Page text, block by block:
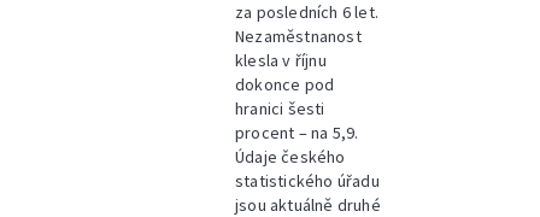
za posledních 6 let.
Nezaměstnanost
klesla v říjnu
dokonce pod
hranici šesti
procent – na 5,9.
Údaje českého
statistického úřadu
jsou aktuálně druhé